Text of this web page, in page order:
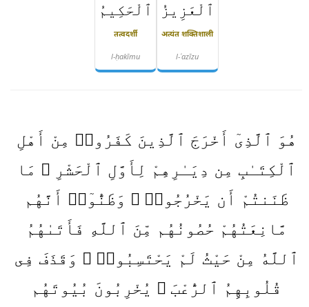
ٱلْعَزِيزُ
अत्यंत शक्तिशाली
l-ʿazīzu
ٱلْحَكِيمُ
तत्वदर्शी
l-ḥakīmu
هُوَ ٱلَّذِىٓ أَخْرَجَ ٱلَّذِينَ كَفَرُوا۟ مِنْ أَهْلِ
ٱلْكِتَـٰبِ مِن دِيَـٰرِهِمْ لِأَوَّلِ ٱلْحَشْرِ ۚ مَا
ظَنَنتُمْ أَن يَخْرُجُوا۟ ۖ وَظَنُّوٓا۟ أَنَّهُم
مَّانِعَتُهُمْ حُصُونُهُم مِّنَ ٱللَّهِ فَأَتَىٰهُمُ
ٱللَّهُ مِنْ حَيْثُ لَمْ يَحْتَسِبُوا۟ ۖ وَقَذَفَ فِى
قُلُوبِهِمُ ٱلرُّعْبَ ۚ يُخْرِبُونَ بُيُوتَهُم